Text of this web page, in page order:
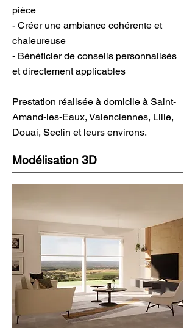
pièce
- Créer une ambiance cohérente et
chaleureuse
- Bénéficier de conseils personnalisés
et directement applicables
Prestation réalisée à domicile à Saint-
Amand-les-Eaux, Valenciennes, Lille,
Douai, Seclin et leurs environs.
Modélisation 3D